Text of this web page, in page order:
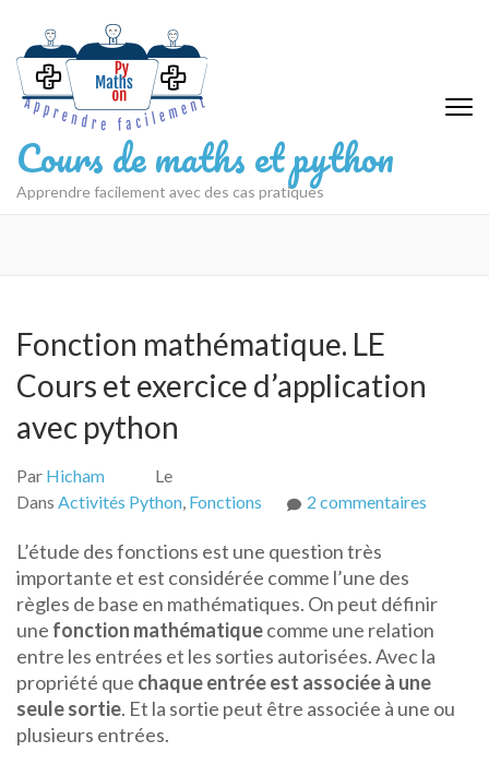
contenu
(Pressez
Entrée)
Cours de maths et python
Apprendre facilement avec des cas pratiques
Fonction mathématique. LE
Cours et exercice d’application
avec python
Par Hicham
Le
Dans Activités Python, Fonctions 2 commentaires
Cours
et
exercice
avec
L’étude des fonctions est une question très
importante et est considérée comme l’une des
règles de base en mathématiques. On peut définir
une fonction mathématiquecomme une relation
entre les entrées et les sorties autorisées. Avec la
propriété que chaque entrée est associée à une
seule sortie. Et la sortie peut être associée à une ou
plusieurs entrées.